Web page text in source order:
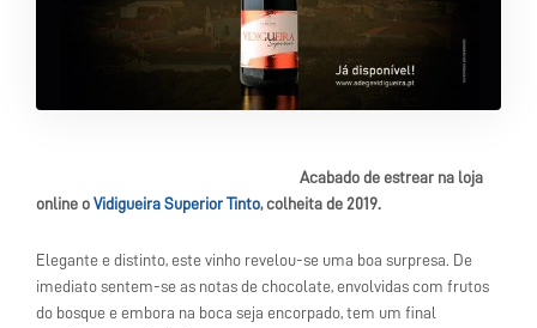
Acabado de estrear na loja
online o Vidigueira Superior Tinto, colheita de 2019.
Elegante e distinto, este vinho revelou-se uma boa surpresa. De
imediato sentem-se as notas de chocolate, envolvidas com frutos
do bosque e embora na boca seja encorpado, tem um final